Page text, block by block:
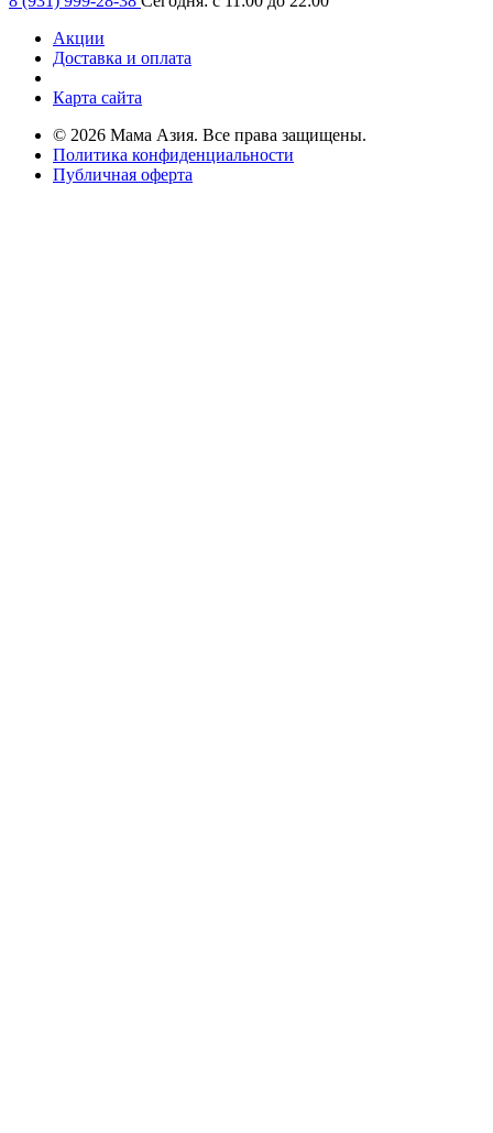
Акции
Доставка и оплата
Карта сайта
© 2026 Мама Азия. Все права защищены.
Политика конфиденциальности
Публичная оферта